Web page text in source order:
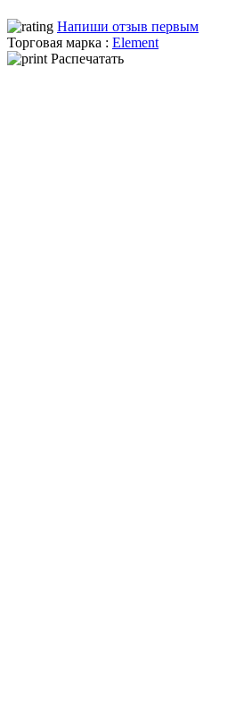
Напиши отзыв первым
Торговая марка : Element
Распечатать